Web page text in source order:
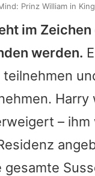
im
werden.
Harry
–
Prinz William in